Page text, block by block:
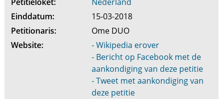
Einddatum:
15-03-2018
Petitionaris:
Ome DUO
Website:
- Wikipedia erover
- Bericht op Facebook met de
aankondiging van deze petitie
- Tweet met aankondiging van
deze petitie